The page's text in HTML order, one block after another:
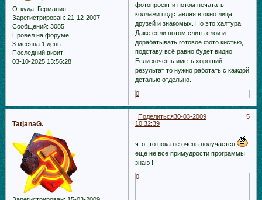
Откуда: Германия
Зарегистрирован: 21-12-2007
Сообщений: 3085
Провел на форуме:
3 месяца 1 день
Последний визит:
03-10-2025 13:56:28
фотопроект и потом печатать
коллажи подставляя в окно лица
друзей и знакомых. Но это халтура.
Даже если потом слить слои и
дорабатывать готовое фото кистью,
подставу всё равно будет видно.
Если хочешь иметь хороший
результат то нужно работать с каждой
деталью отдельно.
0
Поделиться 5
30-03-2009
10:32:39
TatjanaG.
что- то пока не очень получается
еще не все примудрости программы
знаю !
0